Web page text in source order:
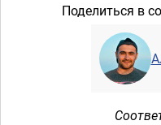
Поделиться в